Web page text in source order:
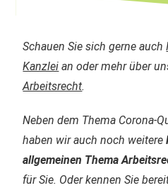
Schauen Sie sich gerne auch
Kanzlei an oder mehr über
Arbeitsrecht.
Neben dem Thema Corona-
haben wir auch noch weitere
allgemeinen Thema
für Sie. Oder kennen Sie